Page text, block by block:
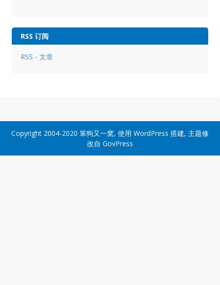
RSS 订阅
RSS - 文章
Copyright 2004-2020 笨狗又一窝, 使用 WordPress 搭建, 主题修
改自 GovPress